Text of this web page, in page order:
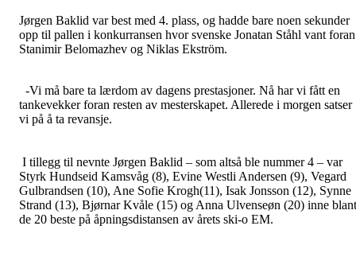
Jørgen Baklid var best med 4. plass, og hadde bare noen sekunder
opp til pallen i konkurransen hvor svenske Jonatan Ståhl vant foran
Stanimir Belomazhev og Niklas Ekström.
-Vi må bare ta lærdom av dagens prestasjoner. Nå har vi fått en
tankevekker foran resten av mesterskapet. Allerede i morgen satser
vi på å ta revansje.
I tillegg til nevnte Jørgen Baklid – som altså ble nummer 4 – var
Styrk Hundseid Kamsvåg (8), Evine Westli Andersen (9), Vegard
Gulbrandsen (10), Ane Sofie Krogh(11), Isak Jonsson (12), Synne
Strand (13), Bjørnar Kvåle (15) og Anna Ulvenseøn (20) inne blant
de 20 beste på åpningsdistansen av årets ski-o EM.